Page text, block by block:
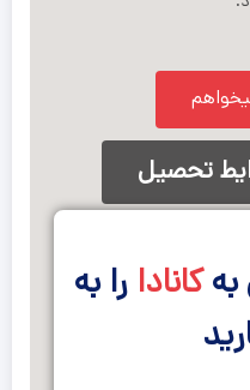
تحصیل
کانادارا به